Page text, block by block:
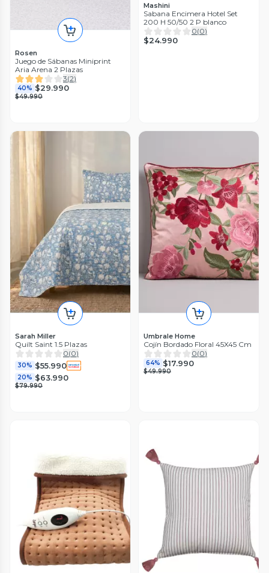
Rosen
Juego de Sábanas Miniprint
Aria Arena 2 Plazas
3(2)
40% $29.990
$49.990
Mashini
Sabana Encimera Hotel Set
200 H 50/50 2 P blanco
0(0)
$24.990
Sarah Miller
Quilt Saint 1.5 Plazas
0(0)
30% $55.990
20% $63.990
$79.990
Umbrale Home
Cojín Bordado Floral 45X45 Cm
0(0)
64% $17.990
$49.990